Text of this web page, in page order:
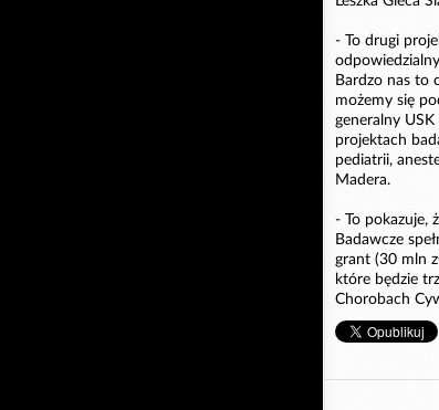
- To drugi
Bardzo nas to
możemy się
generalny
projektach
pediatrii,
Madera.
- To pokazuje,
Badawcze
grant (30 mln
które będzie
Chorobach